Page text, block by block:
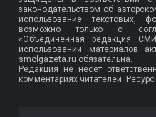
законодательством об
использование текстовых,
возможно только с
«Объединённая редакция
использовании материалов
smolgazeta.ru обязательна.
Редакция не несет
комментариях читателей.